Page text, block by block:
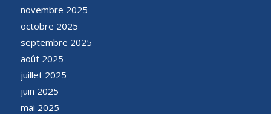
novembre 2025
octobre 2025
septembre 2025
août 2025
juillet 2025
juin 2025
mai 2025